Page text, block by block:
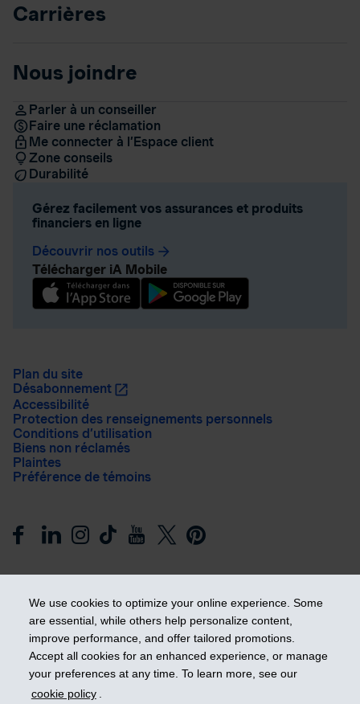
We use cookies to optimize your online experience. Some
are essential, while others help personalize content,
improve performance, and offer tailored promotions.
Accept all cookies for an enhanced experience, or manage
your preferences at any time. To learn more, see our
cookie policy .
Carrières
Nous joindre
Parler à un conseiller
Faire une réclamation
Me connecter à l’Espace client
Zone conseils
Durabilité
Gérez facilement vos assurances et produits
financiers en ligne
Découvrir nos outils arrow_forward
Télécharger iA Mobile
Plan du site
Désabonnement
Accessibilité
Protection des renseignements personnels
Conditions d’utilisation
Biens non réclamés
Plaintes
Préférence de témoins
Prendre les devants